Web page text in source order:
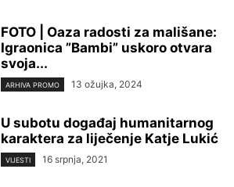
FOTO | Oaza radosti za mališane:
Igraonica ”Bambi” uskoro otvara
svoja...
ARHIVA PROMO 13 ožujka, 2024
U subotu događaj humanitarnog
karaktera za liječenje Katje Lukić
VIJESTI 16 srpnja, 2021